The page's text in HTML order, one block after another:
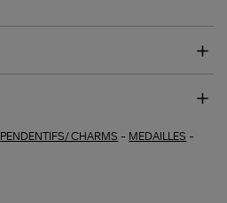
PENDENTIFS/ CHARMS - MEDAILLES -